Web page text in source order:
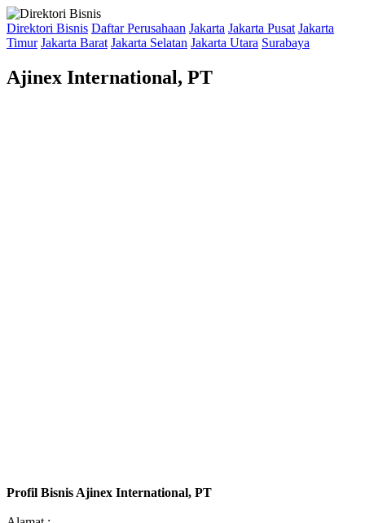
Direktori Bisnis Daftar Perusahaan Jakarta Jakarta Pusat Jakarta
Timur Jakarta Barat Jakarta Selatan Jakarta Utara Surabaya
Ajinex International, PT
Profil Bisnis Ajinex International, PT